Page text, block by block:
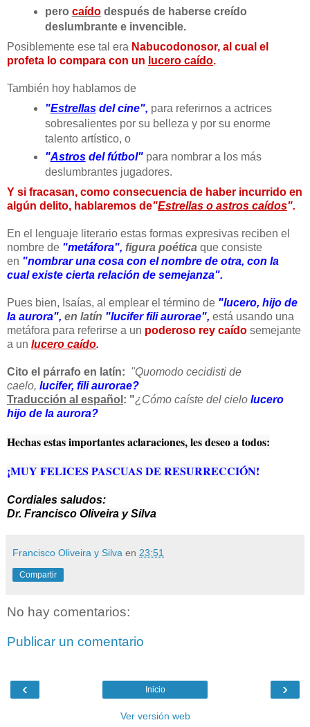
pero caídodespués de haberse creído
deslumbrante e invencible.
Posiblemente ese tal era Nabucodonosor, al cual el
profeta lo compara con un lucero caído.
También hoy hablamos de
"Estrellasdel cine", para referirnos a actrices
sobresalientes por su belleza y por su enorme
talento artístico, o
"Astrosdel fútbol" para nombrar a los más
deslumbrantes jugadores.
Y si fracasan, como consecuencia de haber incurrido en
algún delito, hablaremos de"Estrellas o astros caídos".
En el lenguaje literario estas formas expresivas reciben el
nombre de "metáfora", figura poética que consiste
en "nombrar una cosa con el nombre de otra, con la
cual existe cierta relación de semejanza".
Pues bien, Isaías, al emplear el término de "lucero, hijo de
la aurora", en latín "lucifer fili aurorae", está usando una
metáfora para referirse a un poderoso rey caído semejante
a un lucero caído.
Cito el párrafo en latín: "Quomodo cecidisti de
caelo, lucifer, fili aurorae?
Traducción al español : "¿Cómo caíste del cielo lucero
hijo de la aurora?
Hechas estas importantes aclaraciones, les deseo a todos:
¡MUY FELICES PASCUAS DE RESURRECCIÓN!
Cordiales saludos:
Dr. Francisco Oliveira y Silva
Francisco Oliveira y Silva en 23:51
Compartir
No hay comentarios:
Publicar un comentario
‹ ›
Inicio
Ver versión web